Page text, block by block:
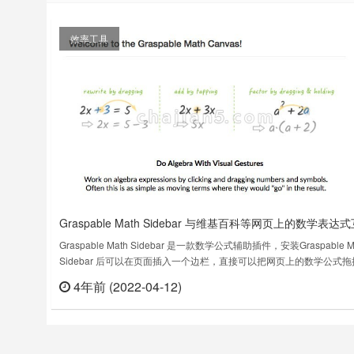
效率工具
Graspable Math Sidebar 与维基百科等网页上的数学表达式
动
Graspable Math Sidebar 是一款数学公式辅助插件，安装Graspable
Sidebar 后可以在页面插入一个边栏，直接可以把网页上的数学公式拖
https://graspablemath.com/tutorial/这个插件还得到了得到了印第安纳大
布卢明顿分校……
4年前 (2022-04-12)